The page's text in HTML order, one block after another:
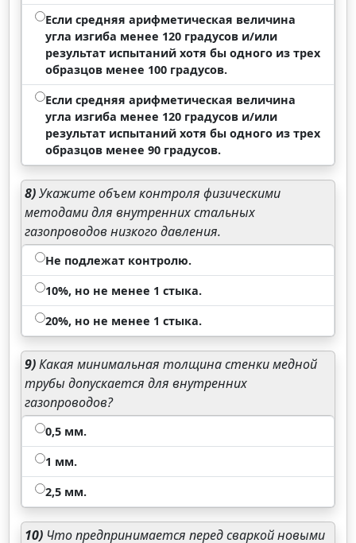
Если средняя арифметическая величина
угла изгиба менее 120 градусов и/или
результат испытаний хотя бы одного из трех
образцов менее 100 градусов.
Если средняя арифметическая величина
угла изгиба менее 120 градусов и/или
результат испытаний хотя бы одного из трех
образцов менее 90 градусов.
8)Укажите объем контроля физическими
методами для внутренних стальных
газопроводов низкого давления.
Не подлежат контролю.
10%, но не менее 1 стыка.
20%, но не менее 1 стыка.
9)Какая минимальная толщина стенки медной
трубы допускается для внутренних
газопроводов?
0,5 мм.
1 мм.
2,5 мм.
10) Что предпринимается перед сваркой новыми